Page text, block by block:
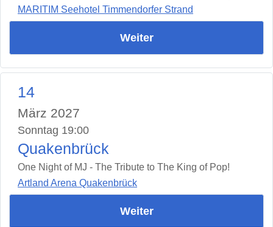
MARITIM Seehotel Timmendorfer Strand
Weiter
14
März 2027
Sonntag 19:00
Quakenbrück
One Night of MJ - The Tribute to The King of Pop!
Artland Arena Quakenbrück
Weiter